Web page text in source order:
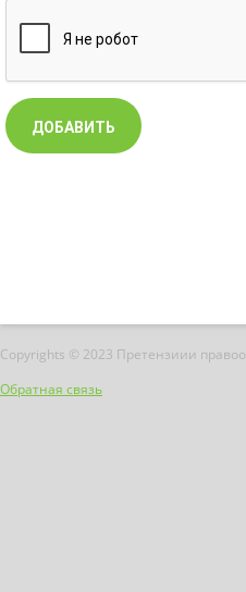
Copyrights © 2023 Претензиии
Обратная связь